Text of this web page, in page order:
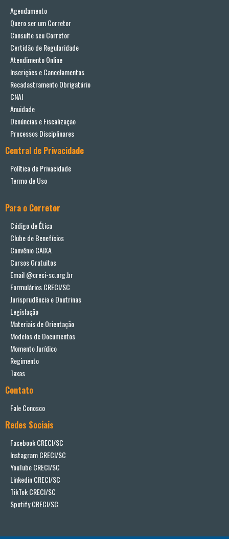
Agendamento
Quero ser um Corretor
Consulte seu Corretor
Certidão de Regularidade
Atendimento Online
Inscrições e Cancelamentos
Recadastramento Obrigatório
CNAI
Anuidade
Denúncias e Fiscalização
Processos Disciplinares
Central de Privacidade
Política de Privacidade
Termo de Uso
Para o Corretor
Código de Ética
Clube de Benefícios
Convênio CAIXA
Cursos Gratuitos
Email @creci-sc.org.br
Formulários CRECI/SC
Jurisprudência e Doutrinas
Legislação
Materiais de Orientação
Modelos de Documentos
Momento Jurídico
Regimento
Taxas
Contato
Fale Conosco
Redes Sociais
Facebook CRECI/SC
Instagram CRECI/SC
YouTube CRECI/SC
Linkedin CRECI/SC
TikTok CRECI/SC
Spotify CRECI/SC